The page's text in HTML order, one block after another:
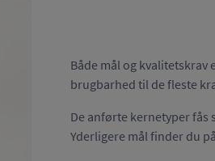
Både mål og
brugbarhed til de fleste
De anførte kernetyper fås
Yderligere mål finder du på